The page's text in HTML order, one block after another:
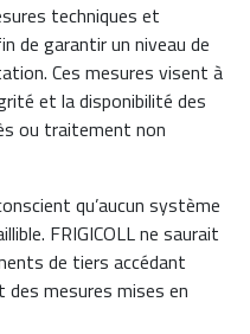
techniques et
de garantir un niveau de
Ces mesures visent à
et la disponibilité des
ou traitement non
qu’aucun système
FRIGICOLL ne saurait
de tiers accédant
des mesures mises en